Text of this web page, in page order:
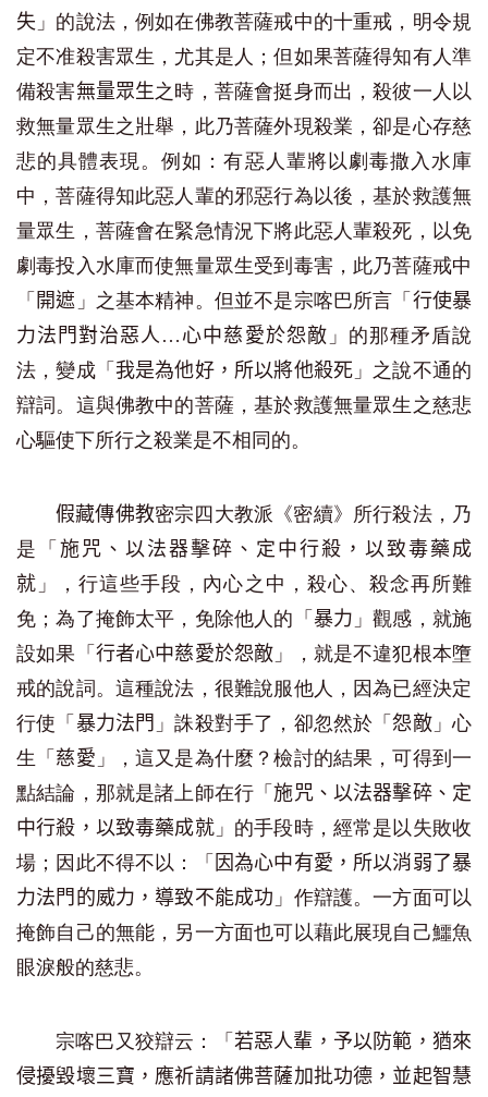
失 」的說法，例如在佛教菩薩戒中的十重戒，明令規
定不准殺害眾生，尤其是人；但如果菩薩得知有人準
備殺害無量眾生之時，菩薩會挺身而出，殺彼一人以
救無量眾生之壯舉，此乃菩薩外現殺業，卻是心存慈
悲的具體表現。例如：有惡人輩將以劇毒撒入水庫
中，菩薩得知此惡人輩的邪惡行為以後，基於救護無
量眾生，菩薩會在緊急情況下將此惡人輩殺死，以免
劇毒投入水庫而使無量眾生受到毒害，此乃菩薩戒中
「 開遮 」之基本精神。但並不是宗喀巴所言「 行使暴
力法門對治惡人…心中慈愛於怨敵 」的那種矛盾說
法，變成「 我是為他好，所以將他殺死 」之說不通的
辯詞。這與佛教中的菩薩，基於救護無量眾生之慈悲
心驅使下所行之殺業是不相同的。
假藏傳佛教密宗四大教派《密續》所行殺法，乃
是「 施咒、以法器擊碎、定中行殺，以致毒藥成
就 」，行這些手段，內心之中，殺心、殺念再所難
免；為了掩飾太平，免除他人的「 暴力 」觀感，就施
設如果「 行者心中慈愛於怨敵 」，就是不違犯根本墮
戒的說詞。這種說法，很難說服他人，因為已經決定
行使「 暴力法門 」誅殺對手了，卻忽然於「怨敵」心
生「 慈愛 」，這又是為什麼？檢討的結果，可得到一
點結論，那就是諸上師在行「施咒、以法器擊碎、定
中行殺，以致毒藥成就」的手段時，經常是以失敗收
場；因此不得不以：「 因為心中有愛，所以消弱了暴
力法門的威力，導致不能成功 」作辯護。一方面可以
掩飾自己的無能，另一方面也可以藉此展現自己鱷魚
眼淚般的慈悲。
宗喀巴又狡辯云：「 若惡人輩，予以防範，猶來
侵擾毀壞三寶，應祈請諸佛菩薩加批功德，並起智慧